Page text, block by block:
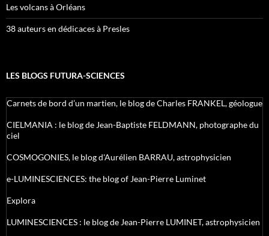
Les volcans à Orléans
38 auteurs en dédicaces à Presles
LES BLOGS FUTURA-SCIENCES
Carnets de bord d’un martien, le blog de Charles FRANKEL, géologue
CIELMANIA : le blog de Jean-Baptiste FELDMANN, photographe du
ciel
COSMOGONIES, le blog d'Aurélien BARRAU, astrophysicien
e-LUMINESCIENCES: the blog of Jean-Pierre Luminet
Explora
LUMINESCIENCES : le blog de Jean-Pierre LUMINET, astrophysicien